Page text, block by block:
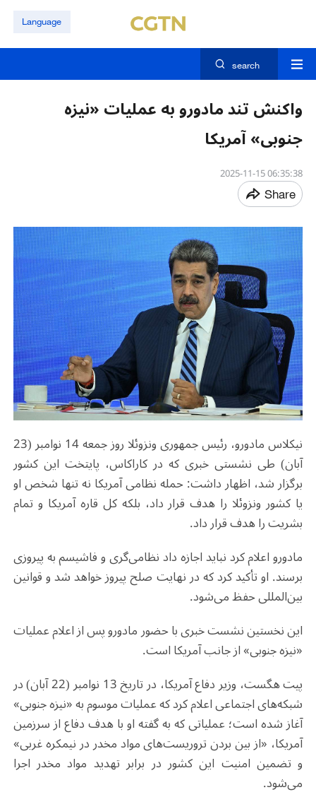
Language
search
واکنش تند مادورو به عملیات «نیزه
جنوبی» آمریکا
06:35:38 2025-11-15
Share
نیکلاس مادورو، رئیس جمهوری ونزوئلا روز جمعه 14 نوامبر (23
آبان) طی نشستی خبری که در کاراکاس، پایتخت این کشور
برگزار شد، اظهار داشت: حمله نظامی آمریکا نه تنها شخص او
یا کشور ونزوئلا را هدف قرار داد، بلکه کل قاره آمریکا و تمام
بشریت را هدف قرار داد.
مادورو اعلام کرد نباید اجازه داد نظامی‌گری و فاشیسم به پیروزی
برسند. او تأکید کرد که در نهایت صلح پیروز خواهد شد و قوانین
بین‌المللی حفظ می‌شود.
این نخستین نشست خبری با حضور مادورو پس از اعلام عملیات
«نیزه جنوبی» از جانب آمریکا است.
پیت هگست، وزیر دفاع آمریکا، در تاریخ 13 نوامبر (22 آبان) در
شبکه‌های اجتماعی اعلام کرد که عملیات موسوم به «نیزه جنوبی»
آغاز شده است؛ عملیاتی که به گفته او با هدف دفاع از سرزمین
آمریکا، «از بین بردن تروریست‌های مواد مخدر در نیمکره غربی»
و تضمین امنیت این کشور در برابر تهدید مواد مخدر اجرا
می‌شود.